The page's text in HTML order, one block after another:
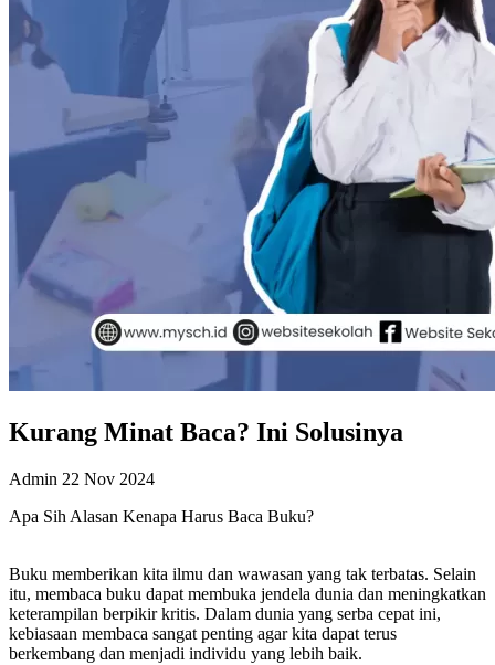
Kurang Minat Baca? Ini Solusinya
Admin 22 Nov 2024
Apa Sih Alasan Kenapa Harus Baca Buku?
Buku memberikan kita ilmu dan wawasan yang tak terbatas. Selain
itu, membaca buku dapat membuka jendela dunia dan meningkatkan
keterampilan berpikir kritis. Dalam dunia yang serba cepat ini,
kebiasaan membaca sangat penting agar kita dapat terus
berkembang dan menjadi individu yang lebih baik.